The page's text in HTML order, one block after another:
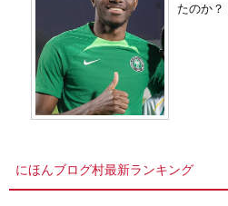
たのか？
にほんブログ村最新ランキング